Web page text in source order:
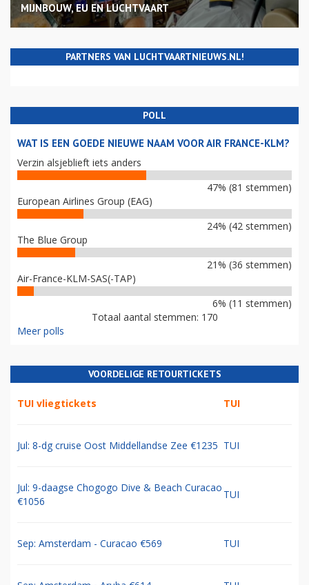
MIJNBOUW, EU EN LUCHTVAART
PARTNERS VAN LUCHTVAARTNIEUWS.NL!
POLL
WAT IS EEN GOEDE NIEUWE NAAM VOOR AIR FRANCE-KLM?
Verzin alsjeblieft iets anders
47% (81 stemmen)
European Airlines Group (EAG)
24% (42 stemmen)
The Blue Group
21% (36 stemmen)
Air-France-KLM-SAS(-TAP)
6% (11 stemmen)
Totaal aantal stemmen: 170
Meer polls
VOORDELIGE RETOURTICKETS
TUI vliegtickets TUI
Jul: 8-dg cruise Oost Middellandse Zee €1235 TUI
Jul: 9-daagse Chogogo Dive & Beach Curacao
€1056
TUI
Sep: Amsterdam - Curacao €569 TUI